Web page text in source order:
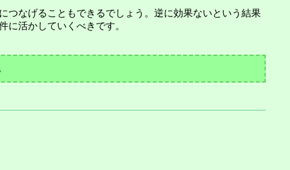
つなげることもできるでしょう。逆に効果ないという結果
に活かしていくべきです。